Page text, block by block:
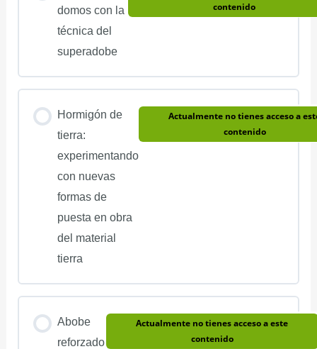
domos con la
técnica del
superadobe
contenido
Hormigón de
tierra:
experimentando
con nuevas
formas de
puesta en obra
del material
tierra
Actualmente no tienes acceso a
contenido
Abobe
reforzado
Actualmente no tienes acceso a este
contenido